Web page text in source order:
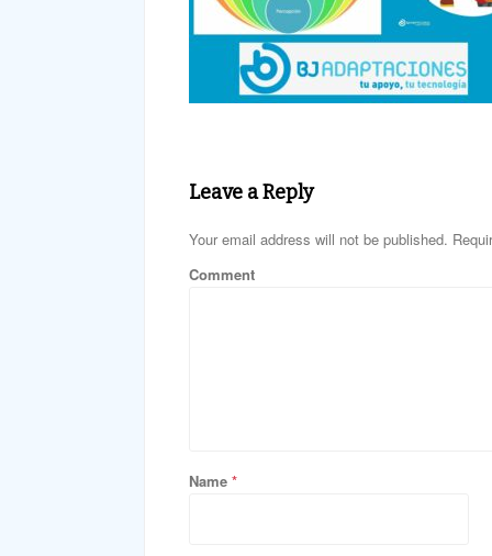
Leave a Reply
Your email address will not be published.
Comment
Name *